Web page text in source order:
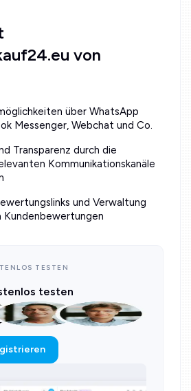
von
über WhatsApp
Messenger, Webchat und Co.
Transparenz durch die
Kommunikationskanäle
und Verwaltung
Kundenbewertungen
TESTEN
testen